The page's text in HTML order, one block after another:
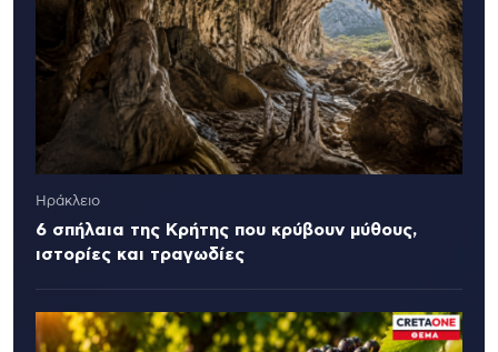
Ηράκλειο
6 σπήλαια της Κρήτης που κρύβουν μύθους,
ιστορίες και τραγωδίες